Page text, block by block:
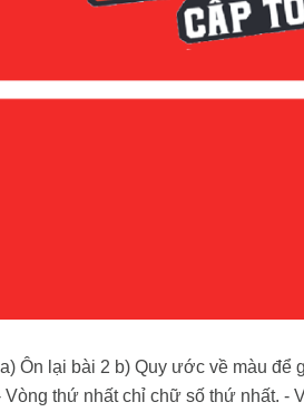
a) Ôn lại bài 2 b) Quy ước về màu để
thứ nhất chỉ chữ số thứ nhất. -